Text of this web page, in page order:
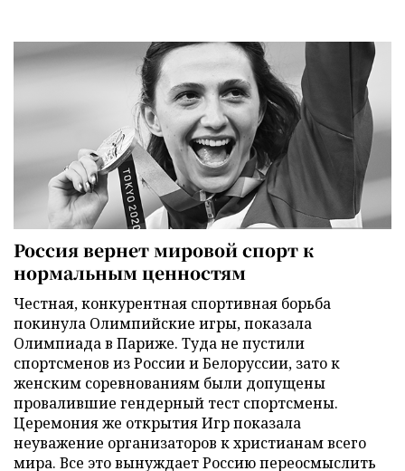
Россия вернет мировой спорт к
нормальным ценностям
Честная, конкурентная спортивная борьба
покинула Олимпийские игры, показала
Олимпиада в Париже. Туда не пустили
спортсменов из России и Белоруссии, зато к
женским соревнованиям были допущены
провалившие гендерный тест спортсмены.
Церемония же открытия Игр показала
неуважение организаторов к христианам всего
мира. Все это вынуждает Россию переосмыслить